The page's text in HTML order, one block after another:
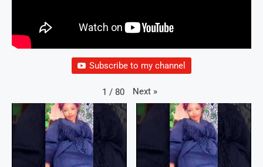
Subscribe to my channel
1 / 80 Next »